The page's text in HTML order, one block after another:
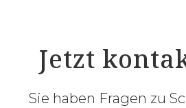
Jetzt
Sie haben Fragen zu